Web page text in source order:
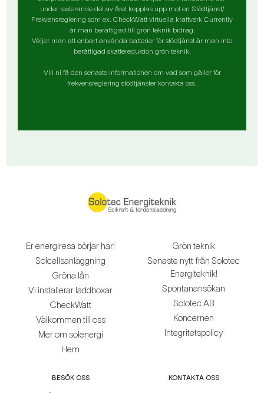
under resterande del av året kopplas upp mot en Stödtjänst/
Frekvensreglering som ex. CheckWatt virtuella kraftverk Currently
är man berättigad till grön teknik bidrag.
Väljer man att enbart använda batterier för stödtjänst är man inte
berättigad skattereduktion grön teknik.
Vill ni få den senaste informationen om vad som gäller för
frekvensreglering stödtjänster kontakta oss.
Er energiresa börjar här!
Solcellsanläggning
Gröna lån
Vi installerar laddboxar
CheckWatt
Välkommen till oss
Mer om solenergi
Hem
Grön teknik
Senaste nytt från Solotec
Energiteknik!
Spontanansökan
Solotec AB
Koncernen
Integritetspolicy
BESÖK OSS KONTAKTA OSS